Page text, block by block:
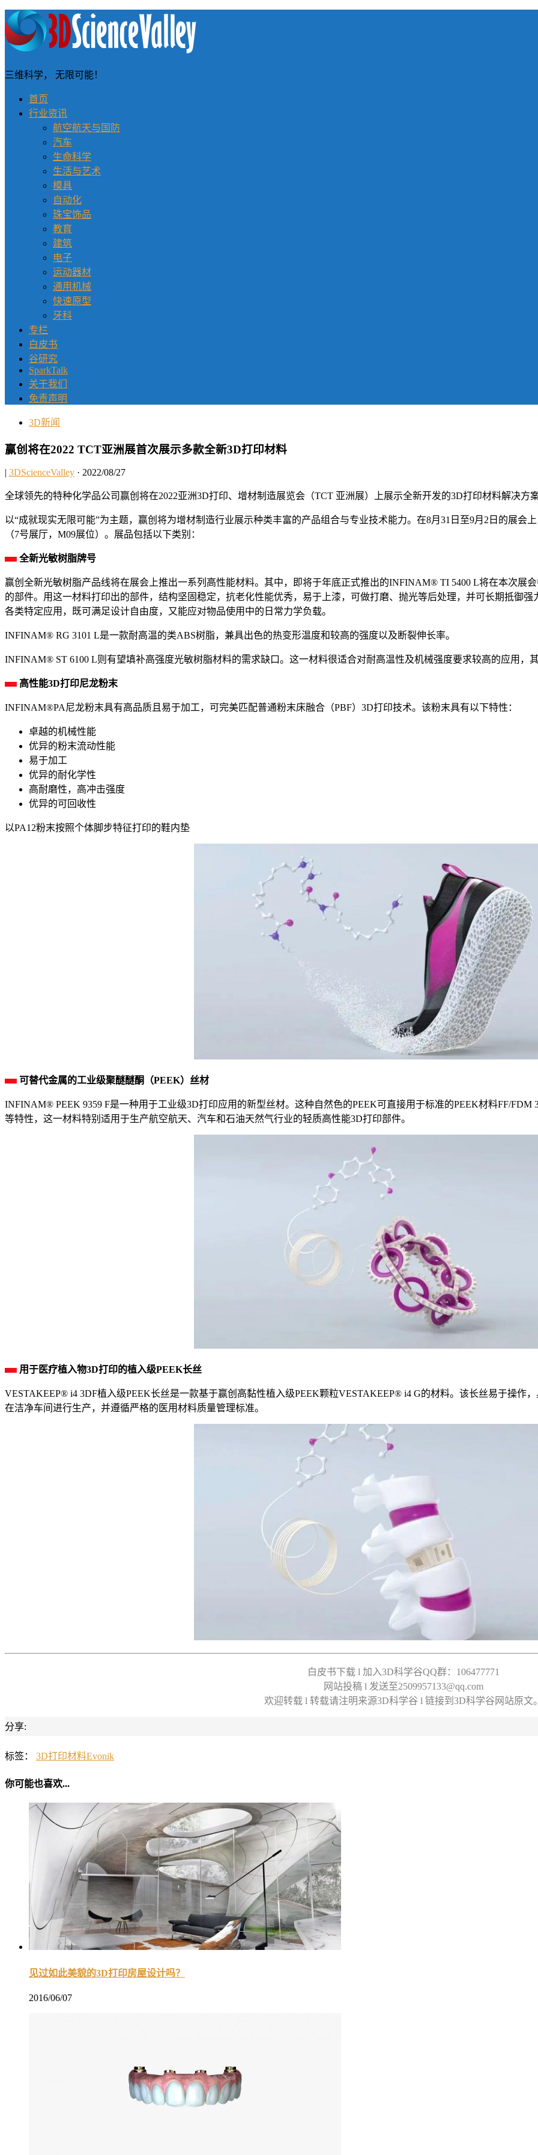
三维科学， 无限可能！
首页
行业资讯
航空航天与国防
汽车
生命科学
生活与艺术
模具
自动化
珠宝饰品
教育
建筑
电子
运动器材
通用机械
快速原型
牙科
专栏
白皮书
谷研究
SparkTalk
关于我们
免责声明
3D新闻
赢创将在2022 TCT亚洲展首次展示多款全新3D打印材料
| 3DScienceValley · 2022/08/27
全球领先的特种化学品公司赢创将在2022亚洲3D打印、增材制造展览会（TCT 亚洲展）上展示全新开发的3D打印材料解决
以“成就现实无限可能”为主题，赢创将为增材制造行业展示种类丰富的产品组合与专业技术能力。在8月31日至9月2日的展会
（7号展厅，M09展位）。展品包括以下类别：
全新光敏树脂牌号
赢创全新光敏树脂产品线将在展会上推出一系列高性能材料。其中，即将于年底正式推出的INFINAM® TI 5400 L将在本次展
的部件。用这一材料打印出的部件，结构坚固稳定，抗老化性能优秀，易于上漆，可做打磨、抛光等后处理，并可长期抵御
各类特定应用，既可满足设计自由度，又能应对物品使用中的日常力学负载。
INFINAM® RG 3101 L是一款耐高温的类ABS树脂，兼具出色的热变形温度和较高的强度以及断裂伸长率。
INFINAM® ST 6100 L则有望填补高强度光敏树脂材料的需求缺口。这一材料很适合对耐高温性及机械强度要求较高的应用，
高性能3D打印尼龙粉末
INFINAM®PA尼龙粉末具有高品质且易于加工，可完美匹配普通粉末床融合（PBF）3D打印技术。该粉末具有以下特性：
卓越的机械性能
优异的粉末流动性能
易于加工
优异的耐化学性
高耐磨性，高冲击强度
优异的可回收性
以PA12粉末按照个体脚步特征打印的鞋内垫
可替代金属的工业级聚醚醚酮（PEEK）丝材
INFINAM® PEEK 9359 F是一种用于工业级3D打印应用的新型丝材。这种自然色的PEEK可直接用于标准的PEEK材料FF/
等特性，这一材料特别适用于生产航空航天、汽车和石油天然气行业的轻质高性能3D打印部件。
用于医疗植入物3D打印的植入级PEEK长丝
VESTAKEEP® i4 3DF植入级PEEK长丝是一款基于赢创高黏性植入级PEEK颗粒VESTAKEEP® i4 G的材料。该长丝易于操作
在洁净车间进行生产，并遵循严格的医用材料质量管理标准。
白皮书下载 l 加入3D科学谷QQ群：106477771
网站投稿 l 发送至2509957133@qq.com
欢迎转载 l 转载请注明来源3D科学谷 l 链接到3D科学谷网站原文
分享:
标签： 3D打印材料Evonik
你可能也喜欢...
见过如此美貌的3D打印房屋设计吗？
2016/06/07